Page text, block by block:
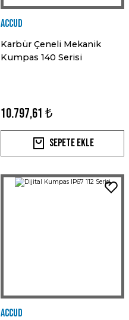
Accud
Karbür Çeneli Mekanik
Kumpas 140 Serisi
10.797,61 ₺
Sepete Ekle
Accud